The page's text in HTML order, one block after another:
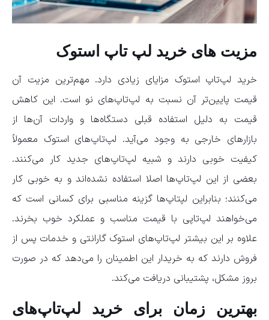
مزیت های خرید لپ تاپ استوک
خرید لپ‌تاپ استوک مزایای زیادی دارد. مهم‌ترین مزیت آن
قیمت پایین‌تر آن نسبت به لپ‌تاپ‌های نو است. این کاهش
قیمت به دلیل استفاده قبلی دستگاه‌ها و واردات آن‌ها از
بازارهای خارجی به ‌وجود می‌آید. لپ‌تاپ‌های استوک معمولاً
کیفیت خوبی دارند و شبیه لپ‌تاپ‌های جدید کار می‌کنند.
بعضی از این لپ‌تاپ‌ها اصلا استفاده نشده‌اند و به خوبی کار
می‌کنند؛ بنابراین لپتاپ‌ها گزینه مناسبی برای کسانی است که
می‌خواهند لپ‌تاپی با قیمت مناسب و عملکرد خوب بخرند.
علاوه بر این بیشتر لپ‌تاپ‌های استوک گارانتی و خدمات پس از
فروش دارند که به خریدار این اطمینان را می‌دهد که در صورت
بروز مشکل، پشتیبانی دریافت می‌کند.
بهترین زمان برای خرید لپ‌تاپ‌های